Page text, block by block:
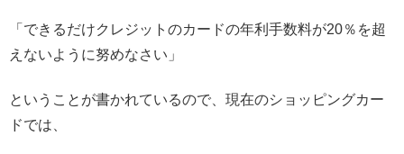
「できるだけクレジットのカードの年利手数料が20％を超
えないように努めなさい」
ということが書かれているので、現在のショッピングカー
ドでは、